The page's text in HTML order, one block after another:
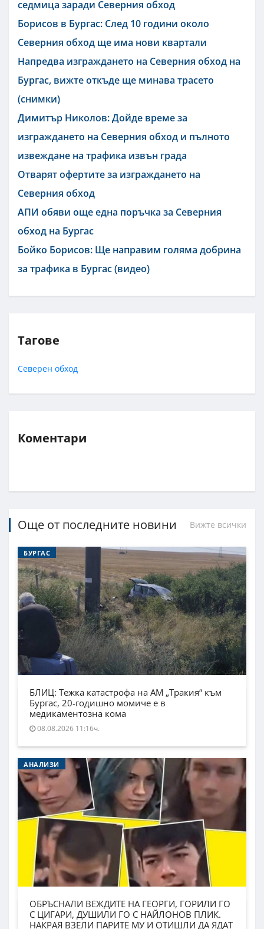
седмица заради Северния обход
Борисов в Бургас: След 10 години около
Северния обход ще има нови квартали
Напредва изграждането на Северния обход на
Бургас, вижте откъде ще минава трасето
(снимки)
Димитър Николов: Дойде време за
изграждането на Северния обход и пълното
извеждане на трафика извън града
Отварят офертите за изграждането на
Северния обход
АПИ обяви още една поръчка за Северния
обход на Бургас
Бойко Борисов: Ще направим голяма добрина
за трафика в Бургас (видео)
Тагове
Северен обход
Коментари
Още от последните новини Вижте всички
БУРГАС
БЛИЦ: Тежка катастрофа на АМ „Тракия“ към
Бургас, 20-годишно момиче е в
медикаментозна кома
08.08.2026 11:16ч.
АНАЛИЗИ
ОБРЪСНАЛИ ВЕЖДИТЕ НА ГЕОРГИ, ГОРИЛИ ГО
С ЦИГАРИ, ДУШИЛИ ГО С НАЙЛОНОВ ПЛИК.
НАКРАЯ ВЗЕЛИ ПАРИТЕ МУ И ОТИШЛИ ДА ЯДАТ